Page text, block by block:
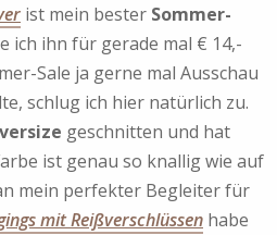
ist mein bester Sommer-
ich ihn für gerade mal € 14,-
Sale ja gerne mal Ausschau
schlug ich hier natürlich zu.
geschnitten und hat
ist genau so knallig wie auf
mein perfekter Begleiter für
mit Reißverschlüssen habe